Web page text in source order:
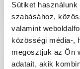
Sütiket
szabásához,
valamint
közösségi média-,
megosztjuk az Ön
adatait, akik
Kezdőlap